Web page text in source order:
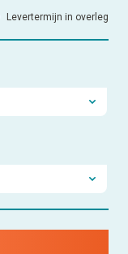
Levertermijn in overleg